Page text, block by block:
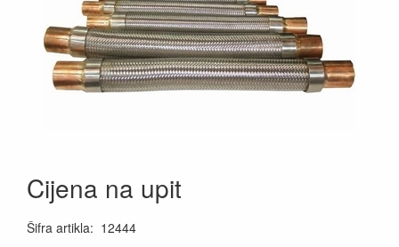
Cijena na upit
Šifra artikla: 12444